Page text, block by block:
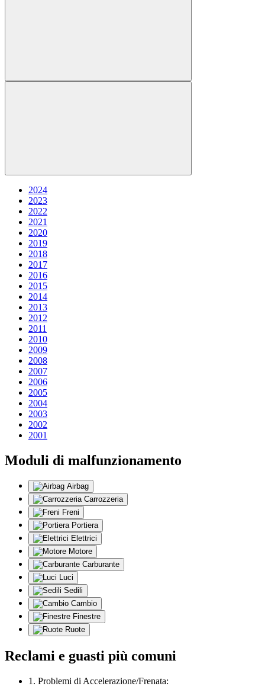
2024
2023
2022
2021
2020
2019
2018
2017
2016
2015
2014
2013
2012
2011
2010
2009
2008
2007
2006
2005
2004
2003
2002
2001
Moduli di malfunzionamento
Airbag
Carrozzeria
Freni
Portiera
Elettrici
Motore
Carburante
Luci
Sedili
Cambio
Finestre
Ruote
Reclami e guasti più comuni
1. Problemi di Accelerazione/Frenata: